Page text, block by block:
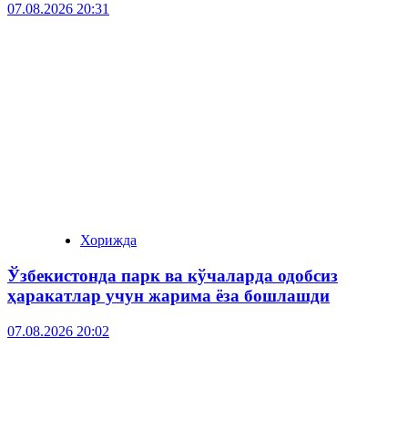
07.08.2026 20:31
Хорижда
Ўзбекистонда парк ва кўчаларда одобсиз
ҳаракатлар учун жарима ёза бошлашди
07.08.2026 20:02